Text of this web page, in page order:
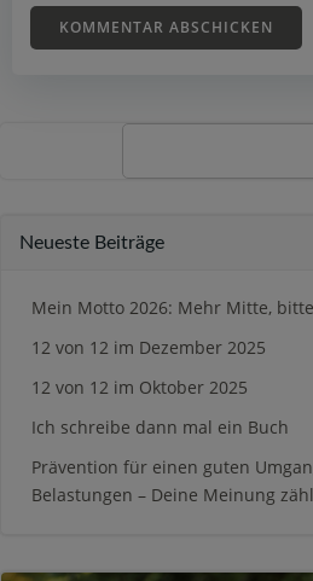
Neueste Beiträge
Mein Motto 2026: Mehr Mitte,
12 von 12 im Dezember 2025
12 von 12 im Oktober 2025
Ich schreibe dann mal ein Buch
Prävention für einen guten
Belastungen – Deine Meinung